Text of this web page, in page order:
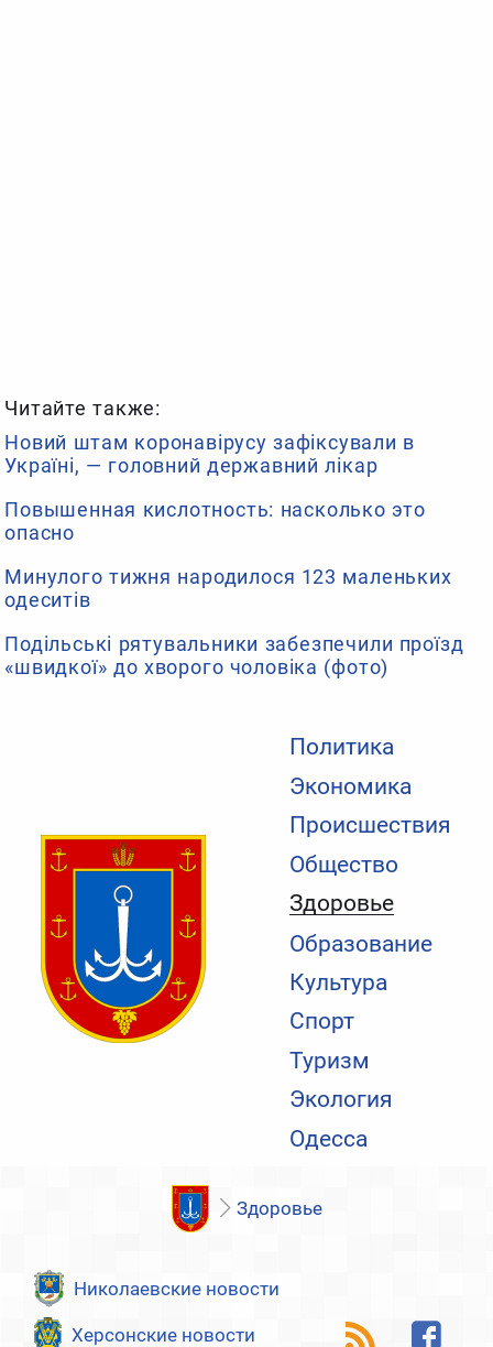
Политика
Экономика
Происшествия
Общество
Здоровье
Образование
Культура
Спорт
Туризм
Экология
Одесса
Читайте также:
Новий штам коронавірусу зафіксували в
Україні, — головний державний лікар
Повышенная кислотность: насколько это
опасно
Минулого тижня народилося 123 маленьких
одеситів
Подільські рятувальники забезпечили проїзд
«швидкої» до хворого чоловіка (фото)
Здоровье
Николаевские новости
Херсонские новости